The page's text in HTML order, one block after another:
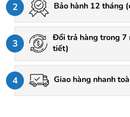
2 Bảo hành 12 tháng (
3
Đổi trả hàng trong 7
tiết)
4 Giao hàng nhanh